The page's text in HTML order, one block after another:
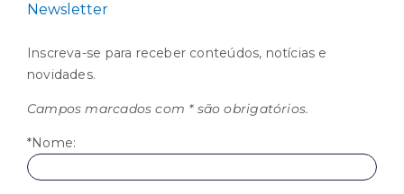
Newsletter
Inscreva-se para receber conteúdos, notícias e
novidades.
Campos marcados com * são obrigatórios.
*Nome: